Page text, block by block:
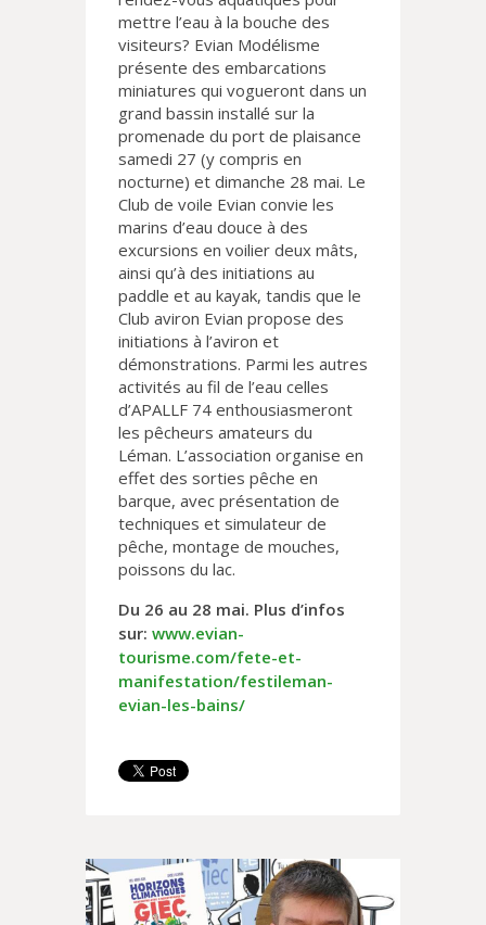
mettre l’eau à la bouche des
visiteurs? Evian Modélisme
présente des embarcations
miniatures qui vogueront dans un
grand bassin installé sur la
promenade du port de plaisance
samedi 27 (y compris en
nocturne) et dimanche 28 mai. Le
Club de voile Evian convie les
marins d’eau douce à des
excursions en voilier deux mâts,
ainsi qu’à des initiations au
paddle et au kayak, tandis que le
Club aviron Evian propose des
initiations à l’aviron et
démonstrations. Parmi les autres
activités au fil de l’eau celles
d’APALLF 74 enthousiasmeront
les pêcheurs amateurs du
Léman. L’association organise en
effet des sorties pêche en
barque, avec présentation de
techniques et simulateur de
pêche, montage de mouches,
poissons du lac.
Du 26 au 28 mai. Plus d’infos
sur: www.evian-
tourisme.com/fete-et-
manifestation/festileman-
evian-les-bains/